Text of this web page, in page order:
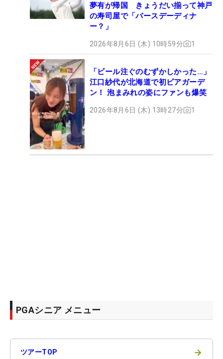
夢有が帰国 きょうだい揃って神戸
の寿司屋で「バースデーディナ
ー？」
2026年8月6日 (木) 10時59分 1
「ビール注ぐのむずかしかった…」
江口紗代が北海道で初ビアガーデ
ン！ 泡まみれの姿にファンも爆笑
2026年8月6日 (木) 13時27分 1
PGAシニア メニュー
ツアーTOP →